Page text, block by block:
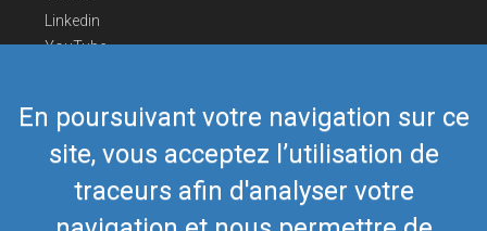
En poursuivant votre navigation sur ce
site, vous acceptez l’utilisation de
traceurs afin d'analyser votre
Linkedin
YouTube
Nous contacter
Téléphone Europe+352 26441835
Téléphone US/Canada418-592-8862